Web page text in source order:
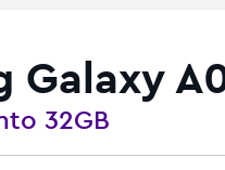
Galaxy
32GB